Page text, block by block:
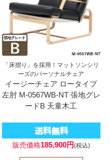
「床摺り」を採用！マットソンシリ
ーズのパーソナルチェア
イージーチェア ロータイプ
左肘 M-0567WB-NT 張地グレ
ードB 天童木工
販売価格185,900円(税込)